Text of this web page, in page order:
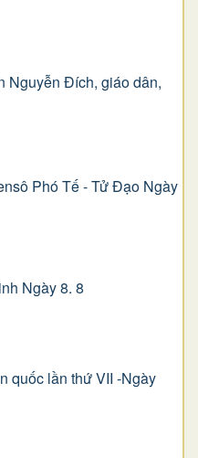
Nguyễn Ðích, giáo dân,
Phó Tế - Tử Đạo Ngày
Ngày 8. 8
quốc lần thứ VII -Ngày